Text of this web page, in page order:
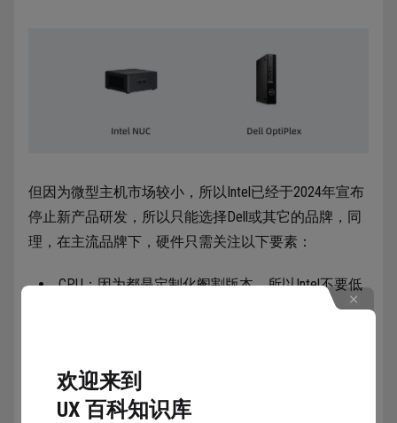
但因为微型主机市场较小，所以Intel已经于2024年宣布
停止新产品研发，所以只能选择Dell或其它的品牌，同
理，在主流品牌下，硬件只需关注以下要素：
CPU：因为都是定制化阉割版本，所以Intel不要低
硬盘：Mini主机必然使用固态硬盘，不低于512G即
可，可以通过插入移动硬盘扩容。
欢迎来到
UX 百科知识库